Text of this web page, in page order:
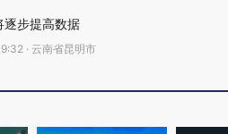
逐步提高数据
· 云南省昆明市